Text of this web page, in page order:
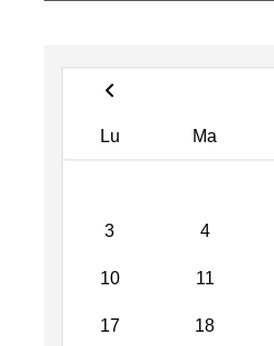
Lu Ma
3 4
10 11
17 18